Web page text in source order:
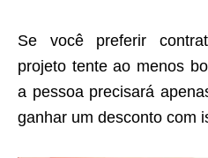
Se você preferir
projeto tente ao menos
a pessoa precisará
ganhar um desconto com